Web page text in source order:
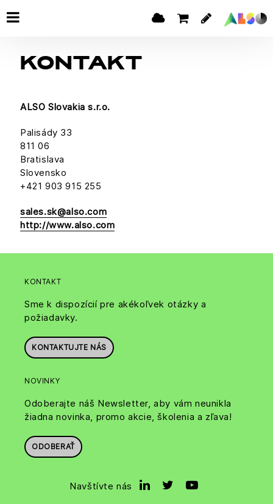
KONTAKT
ALSO Slovakia s.r.o.
Palisády 33
811 06
Bratislava
Slovensko
+421 903 915 255
sales.sk@also.com
http://www.also.com
KONTAKT
Sme k dispozícií pre akékoľvek otázky a
požiadavky.
KONTAKTUJTE NÁS
NOVINKY
Odoberajte náš Newsletter, aby vám neunikla
žiadna novinka, promo akcie, školenia a zľava!
ODOBERAŤ
Navštívte nás